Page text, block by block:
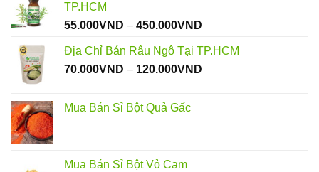
TP.HCM
55.000VND – 450.000VND
từ
Địa Chỉ Bán Râu Ngô Tại TP.HCM
70.000VND – 120.000VND
Mua Bán Sỉ Bột Quả Gấc
Mua Bán Sỉ Bột Vỏ Cam